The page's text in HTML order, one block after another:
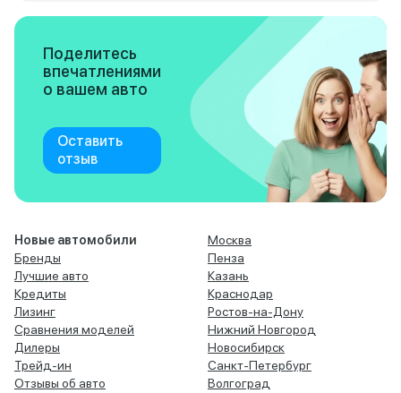
Поделитесь
впечатлениями
о вашем авто
Оставить
отзыв
Новые автомобили
Бренды
Лучшие авто
Кредиты
Лизинг
Сравнения моделей
Дилеры
Трейд-ин
Отзывы об авто
Москва
Пенза
Казань
Краснодар
Ростов-на-Дону
Нижний Новгород
Новосибирск
Санкт-Петербург
Волгоград